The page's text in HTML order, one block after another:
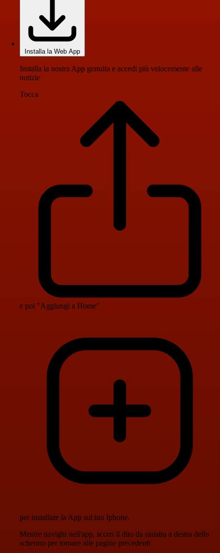
Installa la Web App
Installa la nostra App gratuita e accedi più velocemente alle
notizie
Tocca
e poi "Aggiungi a Home"
per installare la App sul tuo Iphone.
Mentre navighi nell'app, scorri il dito da sinistra a destra dello
schermo per tornare alle pagine precedenti